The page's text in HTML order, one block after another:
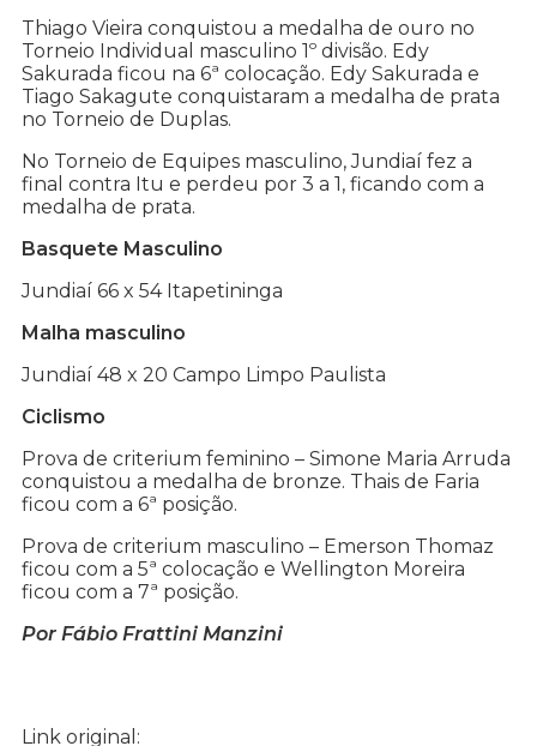
Thiago Vieira conquistou a medalha de ouro no
Torneio Individual masculino 1º divisão. Edy
Sakurada ficou na 6ª colocação. Edy Sakurada e
Tiago Sakagute conquistaram a medalha de prata
no Torneio de Duplas.
No Torneio de Equipes masculino, Jundiaí fez a
final contra Itu e perdeu por 3 a 1, ficando com a
medalha de prata.
Basquete Masculino
Jundiaí 66 x 54 Itapetininga
Malha masculino
Jundiaí 48 x 20 Campo Limpo Paulista
Ciclismo
Prova de criterium feminino – Simone Maria Arruda
conquistou a medalha de bronze. Thais de Faria
ficou com a 6ª posição.
Prova de criterium masculino – Emerson Thomaz
ficou com a 5ª colocação e Wellington Moreira
ficou com a 7ª posição.
Por Fábio Frattini Manzini
Link original: